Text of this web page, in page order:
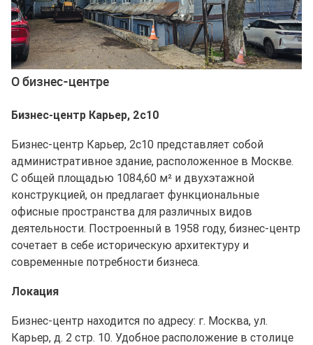
О бизнес-центре
Бизнес-центр Карьер, 2с10
Бизнес-центр Карьер, 2с10 представляет собой
административное здание, расположенное в Москве.
С общей площадью 1084,60 м² и двухэтажной
конструкцией, он предлагает функциональные
офисные пространства для различных видов
деятельности. Построенный в 1958 году, бизнес-центр
сочетает в себе историческую архитектуру и
современные потребности бизнеса.
Локация
Бизнес-центр находится по адресу: г. Москва, ул.
Карьер, д. 2 стр. 10. Удобное расположение в столице